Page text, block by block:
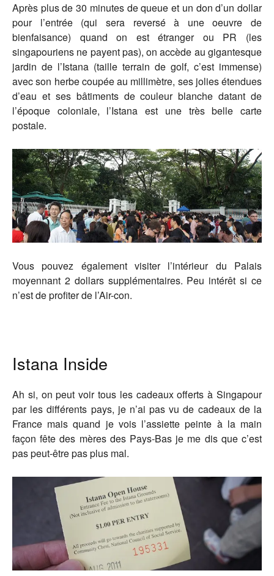
Après plus de 30 minutes de queue et un don d’un dollar
pour l’entrée (qui sera reversé à une oeuvre de
bienfaisance) quand on est étranger ou PR (les
singapouriens ne payent pas), on accède au gigantesque
jardin de l’Istana (taille terrain de golf, c’est immense)
avec son herbe coupée au millimètre, ses jolies étendues
d’eau et ses bâtiments de couleur blanche datant de
l’époque coloniale, l’Istana est une très belle carte
postale.
Vous pouvez également visiter l’intérieur du Palais
moyennant 2 dollars supplémentaires. Peu intérêt si ce
n’est de profiter de l’Air-con.
Istana Inside
Ah si, on peut voir tous les cadeaux offerts à Singapour
par les différents pays, je n’ai pas vu de cadeaux de la
France mais quand je vois l’assiette peinte à la main
façon fête des mères des Pays-Bas je me dis que c’est
pas peut-être pas plus mal.